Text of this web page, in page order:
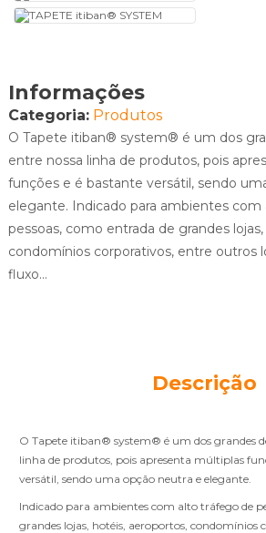
Informações
Categoria: Produtos
O Tapete itiban® system® é um dos
entre nossa linha de produtos, pois
funções e é bastante versátil, sendo
elegante. Indicado para ambientes
pessoas, como entrada de grandes
condomínios corporativos, entre outros
fluxo...
Descrição
O Tapete itiban® system® é um dos grandes
linha de produtos, pois apresenta múltiplas
versátil, sendo uma opção neutra e elegante.
Indicado para ambientes com alto tráfego de
grandes lojas, hotéis, aeroportos, condomínios